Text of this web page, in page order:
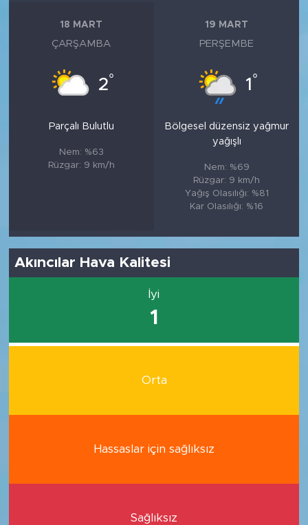
18 MART
ÇARŞAMBA
2°
Parçalı Bulutlu
Nem: %63
Rüzgar: 9 km/h
19 MART
PERŞEMBE
1 °
Bölgesel düzensiz yağmur
yağışlı
Nem: %69
Rüzgar: 9 km/h
Yağış Olasılığı: %81
Kar Olasılığı: %16
Akıncılar Hava Kalitesi
İyi
1
Orta
Hassaslar için sağlıksız
Sağlıksız